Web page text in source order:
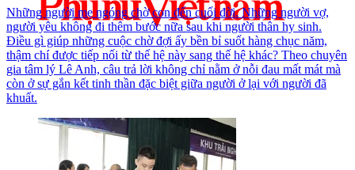
Những người mẹ ngóng chờ con đến cuối đời. Những người vợ,
người yêu không đi thêm bước nữa sau khi người thân hy sinh.
Điều gì giúp những cuộc chờ đợi ấy bền bỉ suốt hàng chục năm,
thậm chí được tiếp nối từ thế hệ này sang thế hệ khác? Theo chuyên
gia tâm lý Lê Anh, câu trả lời không chỉ nằm ở nỗi đau mất mát mà
còn ở sự gắn kết tinh thần đặc biệt giữa người ở lại với người đã
khuất.